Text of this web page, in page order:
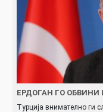
ЕРДОГАН ГО
Турција внимателно ги